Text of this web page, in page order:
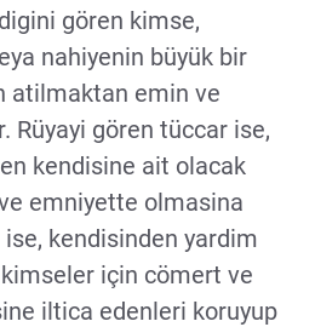
gören kimse,
nahiyenin büyük bir
atilmaktan emin ve
Rüyayi gören tüccar ise,
kendisine ait olacak
emniyette olmasina
kendisinden yardim
için cömert ve
iltica edenleri koruyup